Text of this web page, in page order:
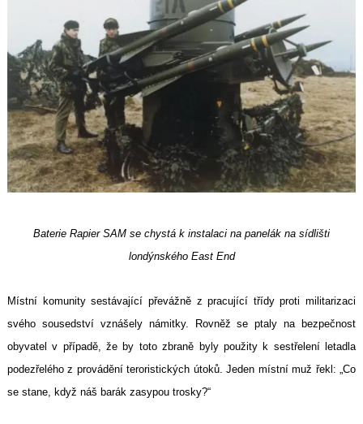
Baterie Rapier SAM se chystá k instalaci na panelák na sídlišti
londýnského East End
Místní komunity sestávající převážně z pracující třídy proti militarizaci
svého sousedství vznášely námitky. Rovněž se ptaly na bezpečnost
obyvatel v případě, že by toto zbraně byly použity k sestřelení letadla
podezřelého z provádění teroristických útoků. Jeden místní muž řekl: „Co
se stane, když náš barák zasypou trosky?“